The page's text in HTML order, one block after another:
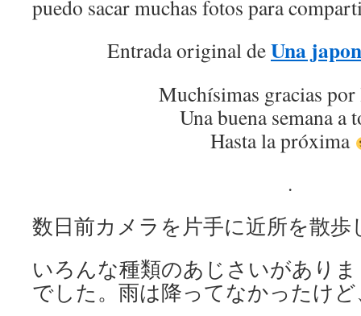
puedo sacar muchas fotos para
Entrada original deUna
Muchísimas gracias por
Una buena semana a
Hasta la próxima
.
数日前カメラを片手に近所を散歩
いろんな種類のあじさいがあり
でした。雨は降ってなかったけ